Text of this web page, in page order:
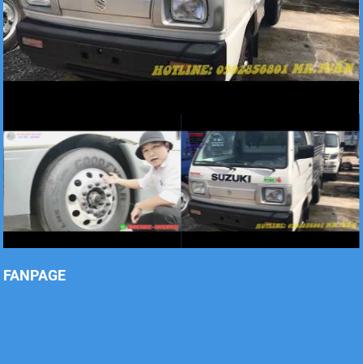
Xe tải Foton 990kg
Xe tải Foton 990kg
FANPAGE